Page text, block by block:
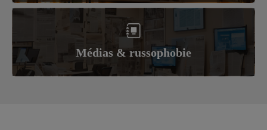
Médias & russophobie